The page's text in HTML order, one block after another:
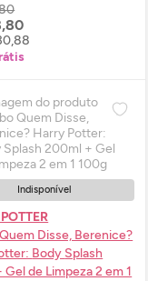
Indisponível
Disse, Berenice?
Body Splash
de Limpeza 2 em 1